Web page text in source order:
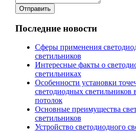
Последние новости
Сферы применения
светильников
Интересные факты о
светильниках
Особенности установки
светодиодных светильников
потолок
Основные преимущества
светильников
Устройство светодиодного